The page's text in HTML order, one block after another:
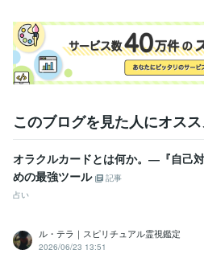
エンジニア / 情報システム・社内SE
マーケティング / 商品企画・開発 経
管理 / 総務 経験年数 : 2年
事務・ビジネスサポート / 事務（一般事
人事 / 労務・給与 経験年数 : 3年
職歴
花蓮 2009年7月 ~ 現在
●●会社 1991年10月 ~ 1993年2月
●●医院 2000年11月 ~ 2004年11月
●●会社
大手電話占い会社 2014年6月 ~ 2015年
このブログを見た人にオスス
オラクルカードとは何か。―『自己
めの最強ツール
記事
占い
ル・テラ｜スピリチュアル霊視鑑定
2026/06/23 13:51